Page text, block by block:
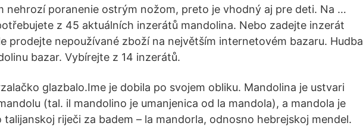
nehrozí poranenie ostrým nožom, preto je vhodný aj pre deti. Na …
z 45 aktuálních inzerátů mandolina. Nebo zadejte inzerát
prodejte nepoužívané zboží na největším internetovém bazaru. Hudba
bazar. Vybírejte z 14 inzerátů.
glazbalo.Ime je dobila po svojem obliku. Mandolina je ustvari
(tal. il mandolino je umanjenica od la mandola), a mandola je
talijanskoj riječi za badem – la mandorla, odnosno hebrejskoj mendel.